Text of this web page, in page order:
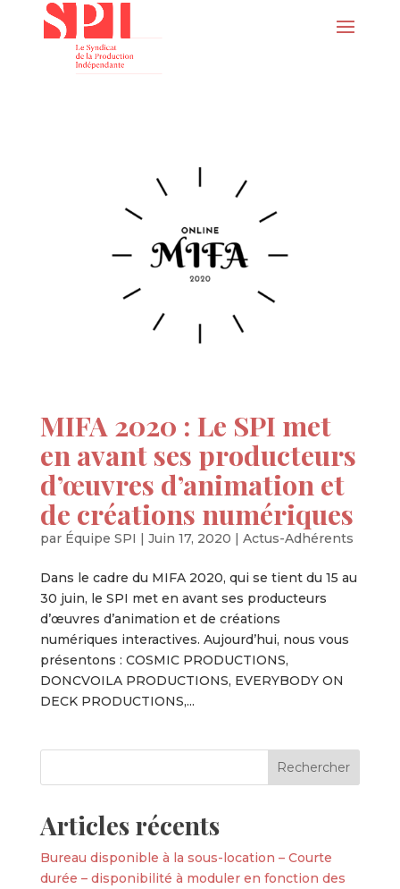
MIFA 2020 : Le SPI met
en avant ses producteurs
d’œuvres d’animation et
de créations numériques
par Équipe SPI | Juin 17, 2020 | Actus-Adhérents
Dans le cadre du MIFA 2020, qui se tient du 15 au
30 juin, le SPI met en avant ses producteurs
d’œuvres d’animation et de créations
numériques interactives. Aujourd’hui, nous vous
présentons : COSMIC PRODUCTIONS,
DONCVOILA PRODUCTIONS, EVERYBODY ON
DECK PRODUCTIONS,...
Articles récents
Bureau disponible à la sous-location – Courte
durée – disponibilité à moduler en fonction des